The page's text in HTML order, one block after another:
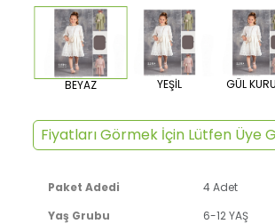
BEYAZ YEŞİL GÜL
Fiyatları Görmek İçin Lütfen Üye
Paket Adedi
4 Adet
Yaş Grubu
6-12 YAŞ